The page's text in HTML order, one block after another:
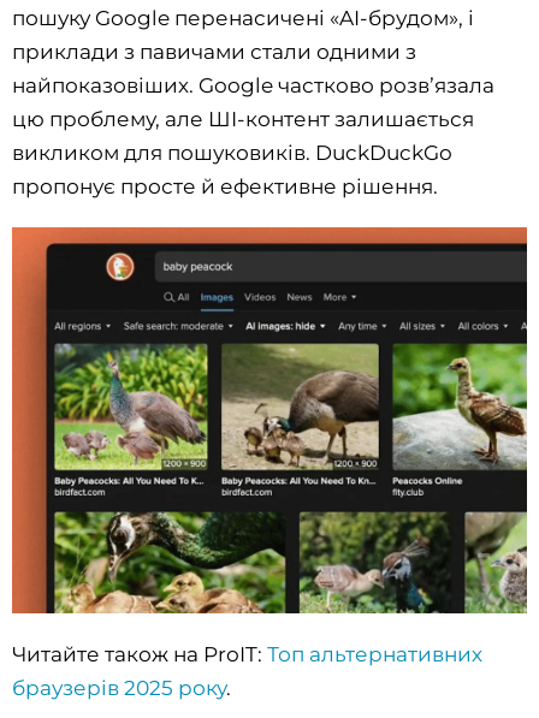
пошуку Google перенасичені «AI-брудом», і
приклади з павичами стали одними з
найпоказовіших. Google частково розвʼязала
цю проблему, але ШІ-контент залишається
викликом для пошуковиків. DuckDuckGo
пропонує просте й ефективне рішення.
Читайте також на ProIT: Топ альтернативних
браузерів 2025 року.